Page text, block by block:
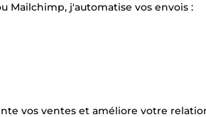
Mailchimp, j'automatise vos envois :
vos ventes et améliore votre